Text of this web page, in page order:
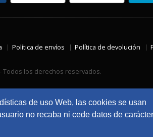
de uso Web, las cookies se usan
no recaba ni cede datos de carácter
Política de envíos Política de devolución
Todos los derechos reservados.